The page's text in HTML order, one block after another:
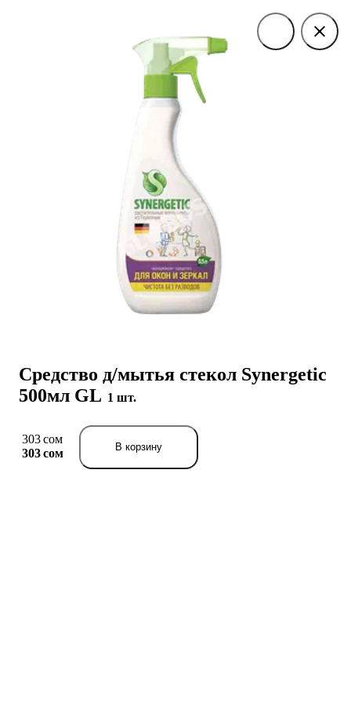
Средство д/мытья стекол Synergetic
500мл GL 1 шт.
303 сом
303 сом
В корзину